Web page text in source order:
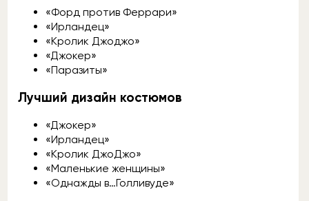
«Форд против Феррари»
«Ирландец»
«Кролик Джоджо»
«Джокер»
«Паразиты»
Лучший дизайн костюмов
«Джокер»
«Ирландец»
«Кролик ДжоДжо»
«Маленькие женщины»
«Однажды в…Голливуде»